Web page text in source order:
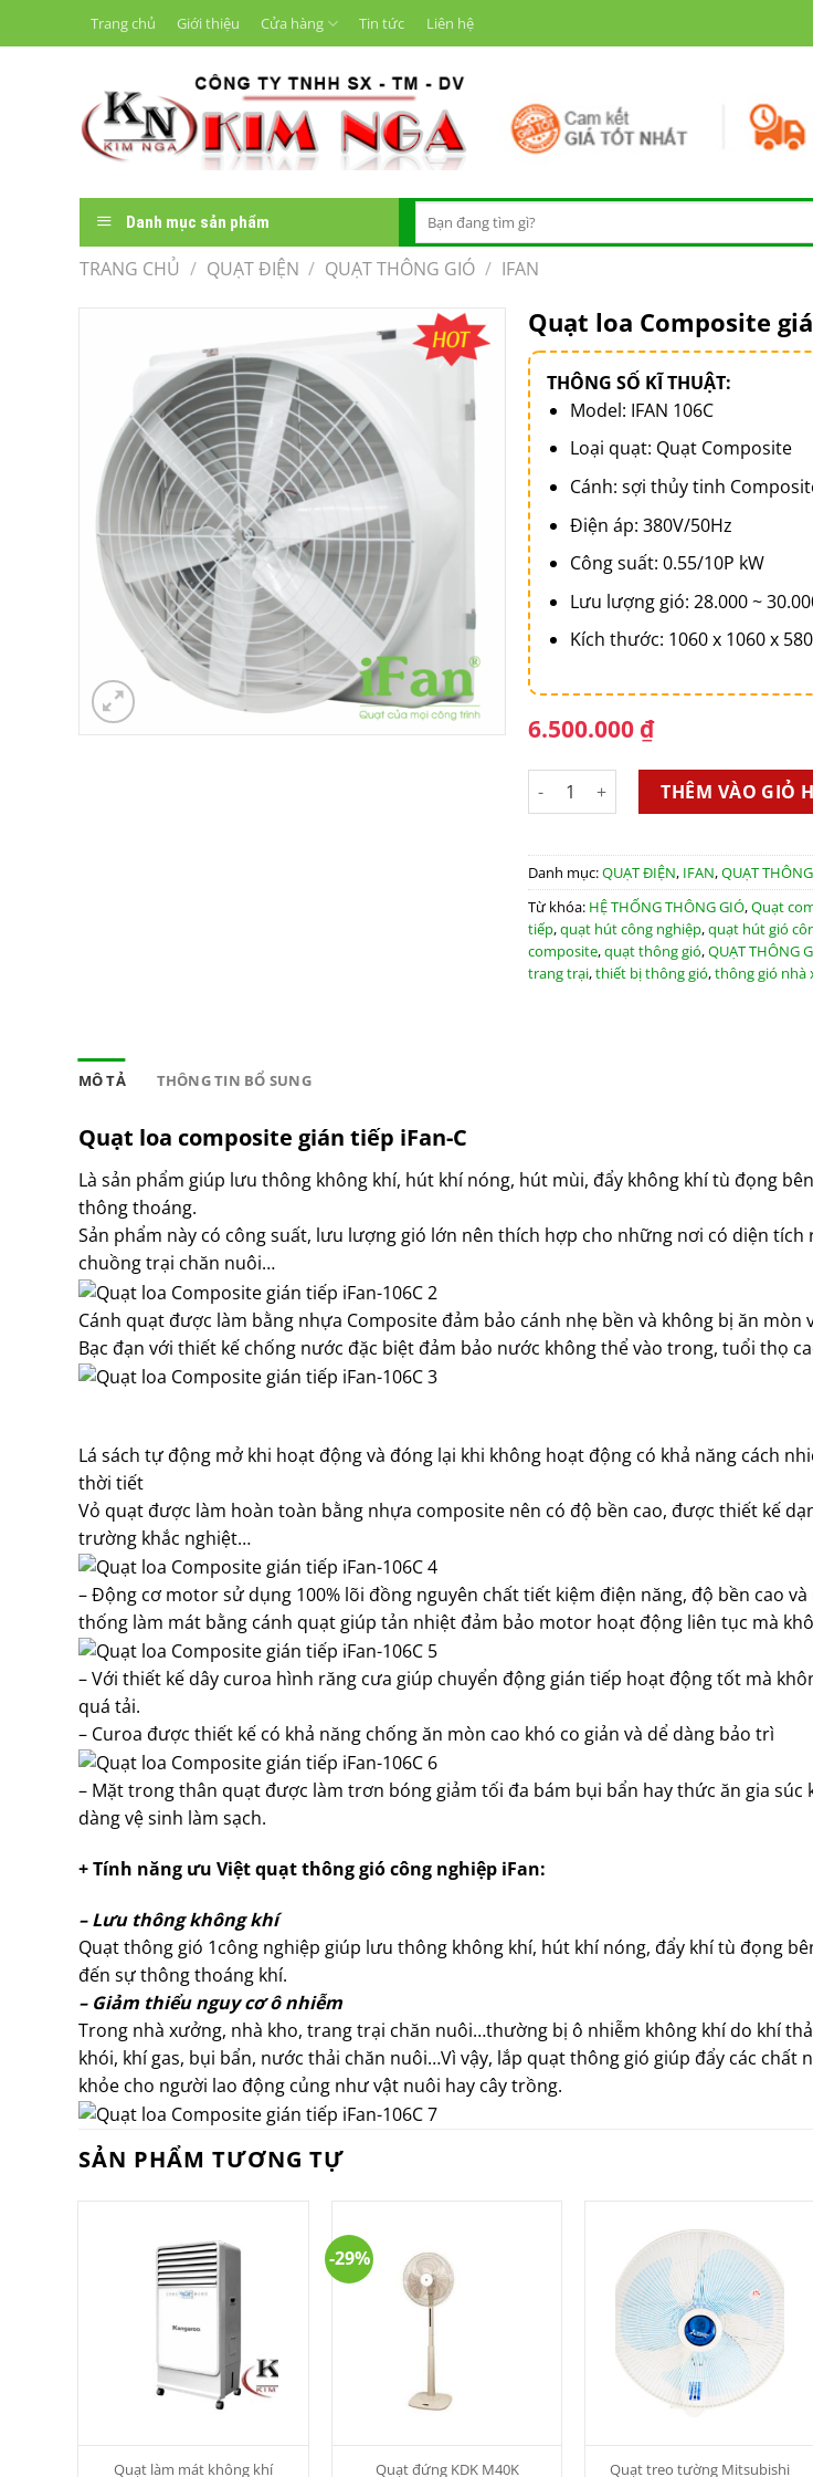
Trang chủ Giới thiệu Cửa hàng Tin tức Liên hệ
Danh mục sản phẩm
kiếm:
TRANG CHỦ / QUẠT ĐIỆN / QUẠT THÔNG GIÓ / IFAN
Quạt loa Composite
THÔNG SỐ KĨ THUẬT:
Model: IFAN 106C
Loại quạt: Quạt Composite
Cánh: sợi thủy tinh
Điện áp: 380V/50Hz
Công suất: 0.55/10P kW
Lưu lượng gió: 28.000 ~
Kích thước: 1060 x 1060 x
6.500.000 ₫
Quạt loa Composite gián tiếp iFan-
THÊM VÀO GIỎ
Danh mục:QUẠT ĐIỆN, IFAN,QUẠT
Từ khóa: HỆ THỐNG THÔNG GIÓ,Quạt
tiếp,quạt hút công nghiệp,quạt hút gió
composite,quạt thông gió,QUẠT THÔNG
trang trại,thiết bị thông gió,thông gió nhà
MÔ TẢ THÔNG TIN BỔ SUNG
Quạt loa composite gián tiếp iFan-C
Là sản phẩm giúp lưu thông không khí, hút khí nóng, hút mùi, đẩy không khí tù đọng
thông thoáng.
Sản phẩm này có công suất, lưu lượng gió lớn nên thích hợp cho những nơi có diện
chuồng trại chăn nuôi…
Cánh quạt được làm bằng nhựa Composite đảm bảo cánh nhẹ bền và không bị ăn mòn
Bạc đạn với thiết kế chống nước đặc biệt đảm bảo nước không thể vào trong, tuổi thọ
Lá sách tự động mở khi hoạt động và đóng lại khi không hoạt động có khả năng cách
thời tiết
Vỏ quạt được làm hoàn toàn bằng nhựa composite nên có độ bền cao, được thiết kế
trường khắc nghiệt…
– Động cơ motor sử dụng 100% lõi đồng nguyên chất tiết kiệm điện năng, độ bền cao
thống làm mát bằng cánh quạt giúp tản nhiệt đảm bảo motor hoạt động liên tục mà
– Với thiết kế dây curoa hình răng cưa giúp chuyển động gián tiếp hoạt động tốt mà
quá tải.
– Curoa được thiết kế có khả năng chống ăn mòn cao khó co giản và dể dàng bảo trì
– Mặt trong thân quạt được làm trơn bóng giảm tối đa bám bụi bẩn hay thức ăn gia súc
dàng vệ sinh làm sạch.
+ Tính năng ưu Việt quạt thông gió công nghiệp iFan:
– Lưu thông không khí
Quạt thông gió 1công nghiệp giúp lưu thông không khí, hút khí nóng, đẩy khí tù đọng
đến sự thông thoáng khí.
– Giảm thiểu nguy cơ ô nhiễm
Trong nhà xưởng, nhà kho, trang trại chăn nuôi…thường bị ô nhiễm không khí do khí
khói, khí gas, bụi bẩn, nước thải chăn nuôi…Vì vậy, lắp quạt thông gió giúp đẩy các chất
khỏe cho người lao động củng như vật nuôi hay cây trồng.
SẢN PHẨM TƯƠNG TỰ
Quạt làm mát không khí
-29%
Quạt đứng KDK M40K
Quạt treo tường Mitsubishi